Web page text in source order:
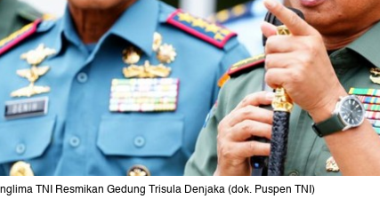
TNI Resmikan Gedung Trisula Denjaka (dok. Puspen TNI)